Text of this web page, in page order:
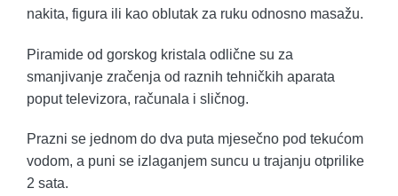
nakita, figura ili kao oblutak za ruku odnosno masažu.
Piramide od gorskog kristala odlične su za
smanjivanje zračenja od raznih tehničkih aparata
poput televizora, računala i sličnog.
Prazni se jednom do dva puta mjesečno pod tekućom
vodom, a puni se izlaganjem suncu u trajanju otprilike
2 sata.